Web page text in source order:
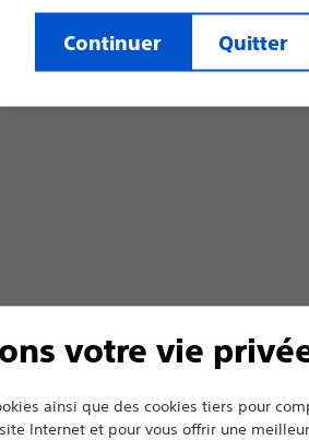
Continuer Quitter
votre vie
ainsi que des cookies tiers pour
Internet et pour vous offrir une